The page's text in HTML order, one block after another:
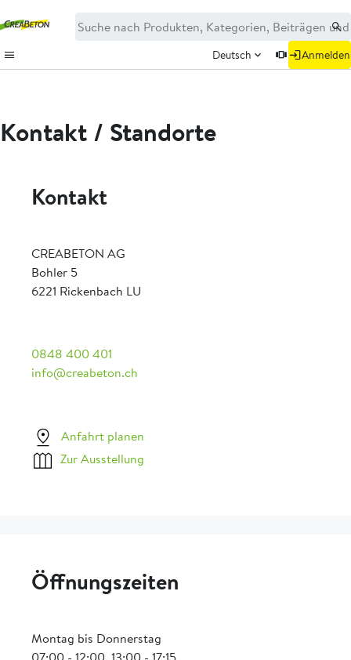
Deutsch Anmelden
Kontakt / Standorte
Kontakt
CREABETON AG
Bohler 5
6221 Rickenbach LU
0848 400 401
info@creabeton.ch
Anfahrt planen
Zur Ausstellung
Öffnungszeiten
Montag bis Donnerstag